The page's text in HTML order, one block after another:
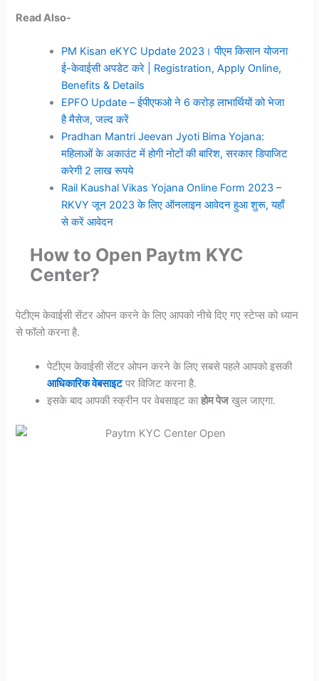
Read Also-
PM Kisan eKYC Update 2023। पीएम किसान योजना
ई-केवाईसी अपडेट करे | Registration, Apply Online,
Benefits & Details
EPFO Update – ईपीएफओ ने 6 करोड़ लाभार्थियों को भेजा
है मैसेज, जल्द करें
Pradhan Mantri Jeevan Jyoti Bima Yojana:
महिलाओं के अकाउंट में होगी नोटों की बारिश, सरकार डिपाजिट
करेगी 2 लाख रूपये
Rail Kaushal Vikas Yojana Online Form 2023 –
RKVY जून 2023 के लिए ऑनलाइन आवेदन हुआ शुरू, यहाँ
से करें आवेदन
How to Open Paytm KYC
Center?
पेटीएम केवाईसी सेंटर ओपन करने के लिए आपको नीचे दिए गए स्टेप्स को ध्यान
से फॉलो करना है.
पेटीएम केवाईसी सेंटर ओपन करने के लिए सबसे पहले आपको इसकी
आधिकारिक वेबसाइटपर विजिट करना है.
इसके बाद आपकी स्क्रीन पर वेबसाइट काहोम पेजखुल जाएगा.